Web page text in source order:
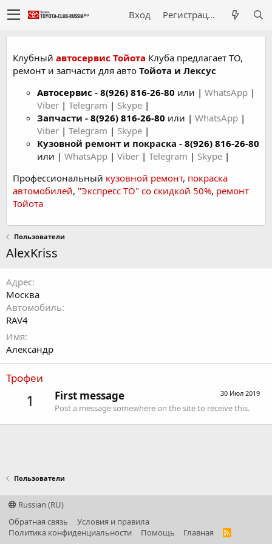
Вход Регистрация
Клубный автосервис Тойота Клуба предлагает ТО,
ремонт и запчасти для авто Тойота и Лексус
Автосервис - 8(926) 816-26-80 или | WhatsApp |
Viber | Telegram | Skype |
Запчасти - 8(926) 816-26-80 или | WhatsApp |
Viber | Telegram | Skype |
Кузовной ремонт и покраска - 8(926) 816-26-80
или | WhatsApp | Viber | Telegram | Skype |
Профессиональный кузовной ремонт, покраска
автомобилей, "Экспресс ТО" со скидкой 50%, ремонт
Тойота
Пользователи
AlexKriss
Адрес
Москва
Автомобиль
RAV4
Имя
Александр
Трофеи
1 30 Июл 2019
First message
Post a message somewhere on the site to receive this.
Пользователи
Russian (RU)
Обратная связь
Условия и правила
Политика конфиденциальности
Помощь Главная
R